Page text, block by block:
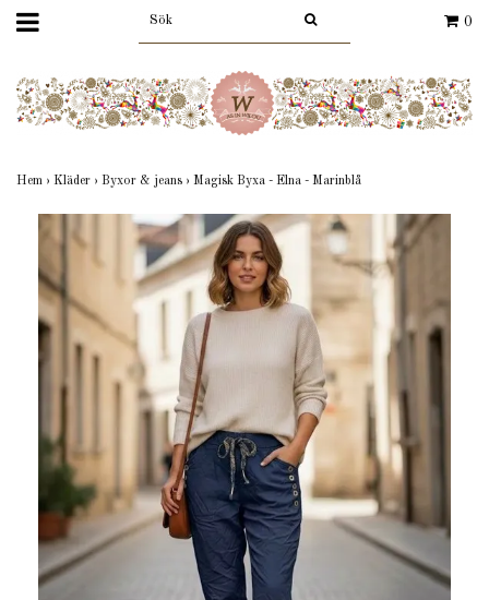
0
Hem › Kläder › Byxor & jeans › Magisk Byxa - Elna - Marinblå